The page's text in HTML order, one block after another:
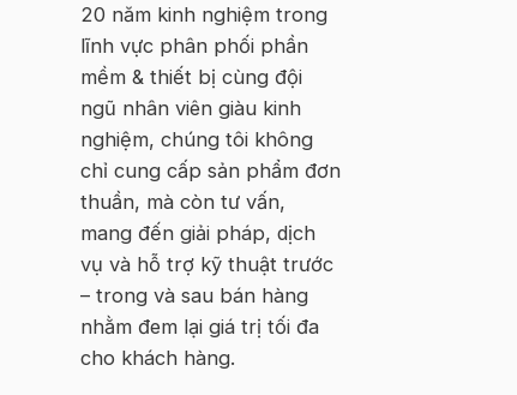
–VIETNAM
20 năm kinh nghiệm trong
lĩnh vực phân phối phần
mềm & thiết bị cùng đội
ngũ nhân viên giàu kinh
nghiệm, chúng tôi không
chỉ cung cấp sản phẩm đơn
thuần, mà còn tư vấn,
mang đến giải pháp, dịch
vụ và hỗ trợ kỹ thuật trước
– trong và sau bán hàng
nhằm đem lại giá trị tối đa
cho khách hàng.